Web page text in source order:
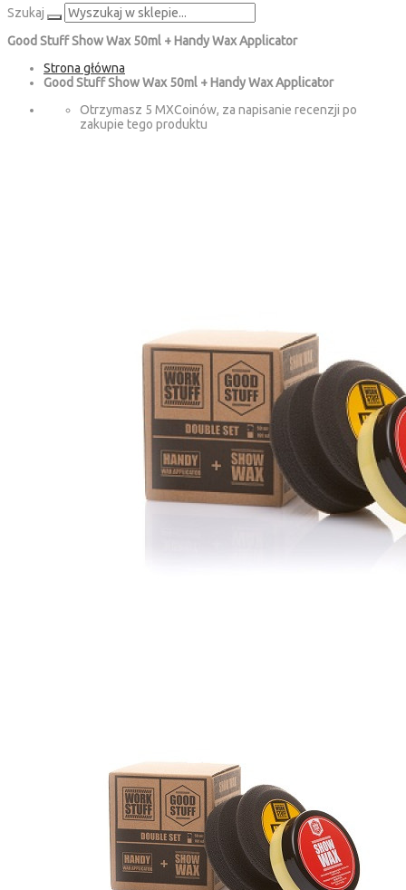
Szukaj
Good Stuff Show Wax 50ml + Handy Wax Applicator
Strona główna
Good Stuff Show Wax 50ml + Handy Wax Applicator
Otrzymasz 5 MXCoinów, za napisanie recenzji po
zakupie tego produktu